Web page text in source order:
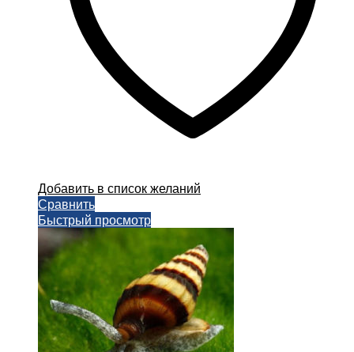
Добавить в список желаний
Сравнить
Быстрый просмотр